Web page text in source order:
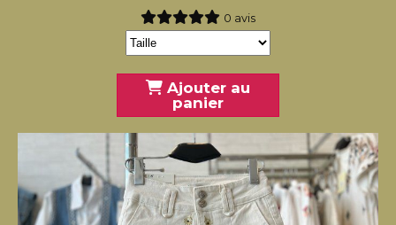
0 avis
Ajouter au
panier